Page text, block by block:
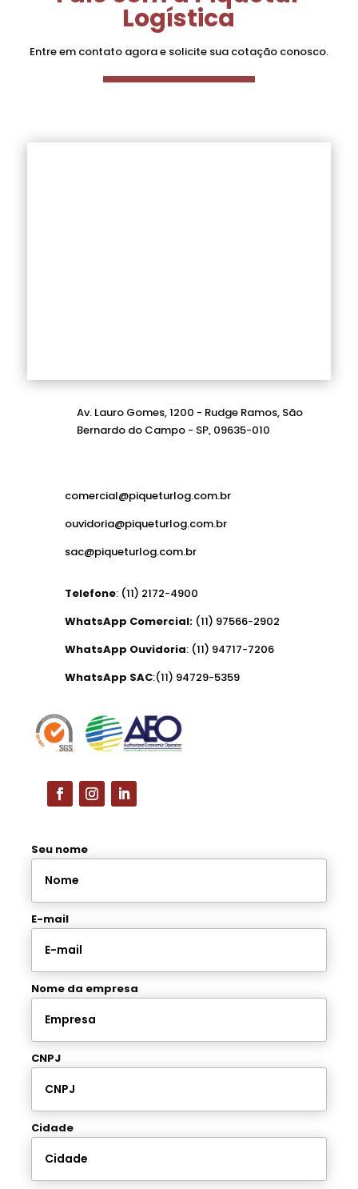
Logística
Entre em contato agora e solicite sua cotação conosco.
Av. Lauro Gomes, 1200 - Rudge Ramos, São
Bernardo do Campo - SP, 09635-010
comercial@piqueturlog.com.br
ouvidoria@piqueturlog.com.br
sac@piqueturlog.com.br
Telefone: (11) 2172-4900
WhatsApp Comercial: (11) 97566-2902
WhatsApp Ouvidoria: (11) 94717-7206
WhatsApp SAC:(11) 94729-5359
Seu nome
E-mail
Nome da empresa
CNPJ
Cidade